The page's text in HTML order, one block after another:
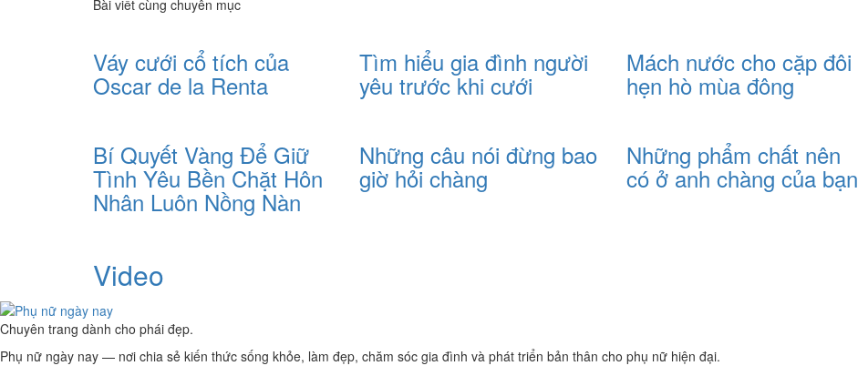
Bài viết cùng chuyên mục
Váy cưới cổ tích của
Oscar de la Renta
Tìm hiểu gia đình người
yêu trước khi cưới
Mách nước cho cặp đôi
hẹn hò mùa đông
Bí Quyết Vàng Để Giữ
Tình Yêu Bền Chặt Hôn
Nhân Luôn Nồng Nàn
Những câu nói đừng bao
giờ hỏi chàng
Những phẩm chất nên
có ở anh chàng của bạn
Video
Chuyên trang dành cho phái đẹp.
Phụ nữ ngày nay — nơi chia sẻ kiến thức sống khỏe, làm đẹp, chăm sóc gia đình và phát triển bản thân cho phụ nữ hiện đại.